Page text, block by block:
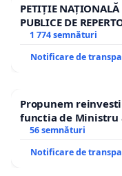
PETIȚIE NAȚIONALĂ
PUBLICE DE
1 774 semnături
Notificare de
Propunem
functia de Ministru
56 semnături
Notificare de